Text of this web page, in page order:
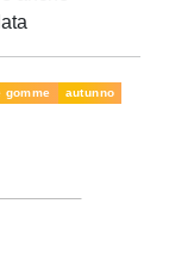
gomme autunno